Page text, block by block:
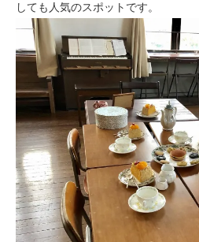
しても人気のスポットです。